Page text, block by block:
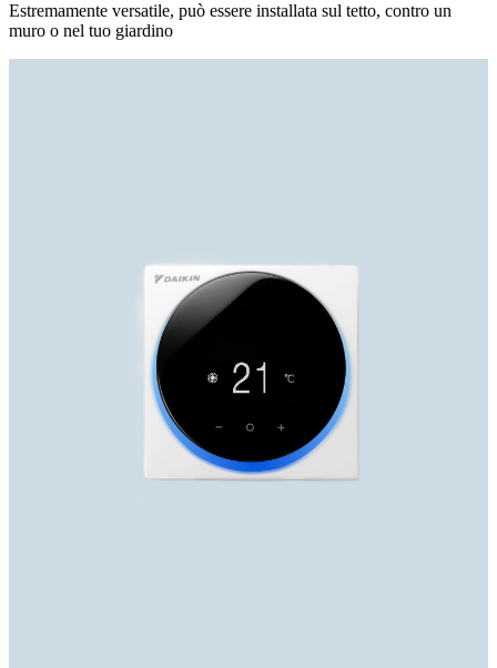
Estremamente versatile, può essere installata sul tetto, contro un
muro o nel tuo giardino